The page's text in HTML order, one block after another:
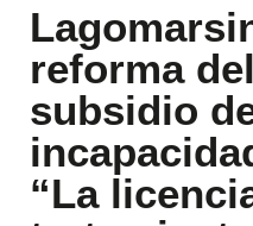
reforma
subsidio
“La